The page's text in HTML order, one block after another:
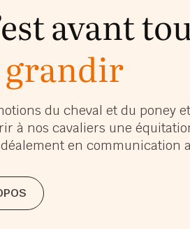
avant
grandir
s’épanouir
s’amuser
grandir
du cheval et du poney
à nos cavaliers une
en communication